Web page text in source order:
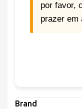
por favor,
prazer em
Brand